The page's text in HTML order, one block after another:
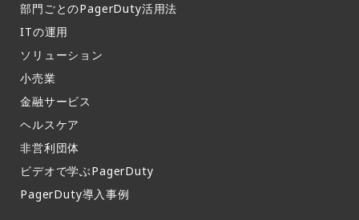
部門ごとのPagerDuty活用法​
ITの運用​
ソリューション
小売業
金融サービス
ヘルスケア
非営利団体
ビデオで学ぶPagerDuty
PagerDuty導入事例​